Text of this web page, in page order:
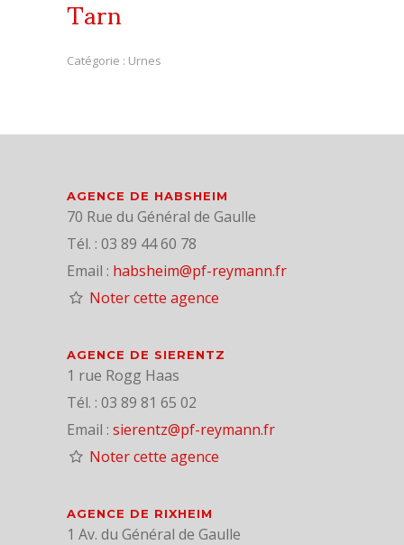
Catégorie : Urnes
AGENCE DE HABSHEIM
70 Rue du Général de Gaulle
Tél. : 03 89 44 60 78
Email : habsheim@pf-reymann.fr
Noter cette agence
AGENCE DE SIERENTZ
1 rue Rogg Haas
Tél. : 03 89 81 65 02
Email : sierentz@pf-reymann.fr
Noter cette agence
AGENCE DE RIXHEIM
1 Av. du Général de Gaulle